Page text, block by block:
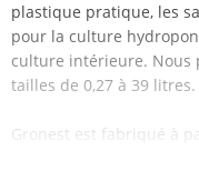
plastique pratique, les
pour la culture
culture intérieure. Nous
tailles de 0,27 à 39 litres.
Gronest est fabriqué à